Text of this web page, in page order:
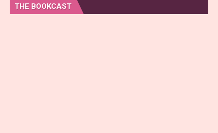
THE BOOKCAST